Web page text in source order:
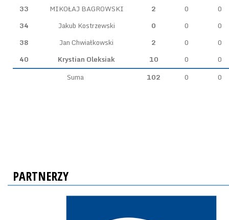
33
MIKOŁAJ BAGROWSKI 2 0
0
34
Jakub Kostrzewski 0 0
0
38
Jan Chwiałkowski 2 0
0
40
Krystian Oleksiak 10 0
0
Suma
102 0 0
PARTNERZY